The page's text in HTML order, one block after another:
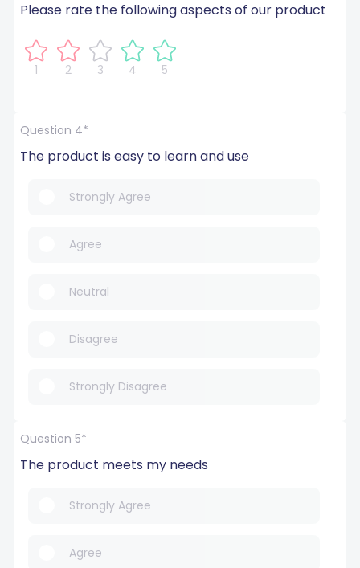
Please rate the following aspects of our product
1 2 3 4 5
Question 4*
The product is easy to learn and use
Strongly Agree
Agree
Neutral
Disagree
Strongly Disagree
Question 5*
The product meets my needs
Strongly Agree
Agree